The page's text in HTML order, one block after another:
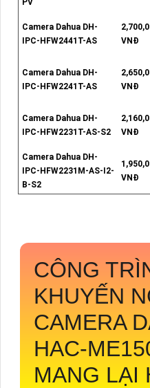
Camera Dahua DH-
IPC-HFW2441T-AS
VNĐ
Camera Dahua DH-
IPC-HFW2241T-AS
VNĐ
Camera Dahua DH-
IPC-HFW2231T-AS-S2
VNĐ
Camera Dahua DH-
IPC-HFW2231M-AS-I2-
B-S2
VNĐ
CÔNG
KHUYẾN
CAMERA
HAC-
MANG LẠI